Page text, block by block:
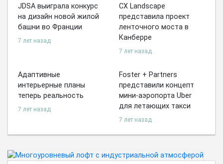
JDSA выиграла конкурс
на дизайн новой жилой
башни во Франции
7 лет назад
CX Landscape
представила проект
ленточного моста в
Канберре
7 лет назад
Адаптивные
интерьерные планы
теперь реальность
7 лет назад
Foster + Partners
представили концепт
мини-аэропорта Uber
для летающих такси
7 лет назад